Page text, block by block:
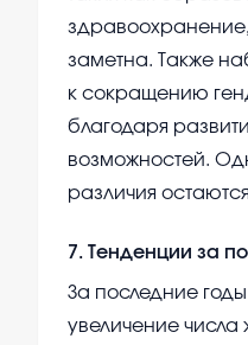
заметна. Также
к сокращению
благодаря
возможностей.
различия
7. Тенденции за
За последние
увеличение числа